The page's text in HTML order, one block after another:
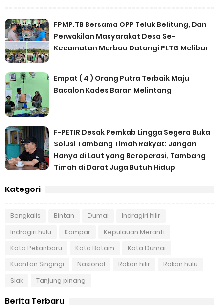
FPMP.TB Bersama OPP Teluk Belitung, Dan
Perwakilan Masyarakat Desa Se-
Kecamatan Merbau Datangi PLTG Melibur
Empat ( 4 ) Orang Putra Terbaik Maju
Bacalon Kades Baran Melintang
F-PETIR Desak Pemkab Lingga Segera Buka
Solusi Tambang Timah Rakyat: Jangan
Hanya di Laut yang Beroperasi, Tambang
Timah di Darat Juga Butuh Hidup
Kategori
Bengkalis Bintan Dumai
Indragiri hilir
Indragiri hulu
Kampar
Kepulauan Meranti
Kota Pekanbaru
Kota Batam
Kota Dumai
Kuantan Singingi
Nasional Rokan hilir
Rokan hulu
Siak
Tanjung pinang
Berita Terbaru